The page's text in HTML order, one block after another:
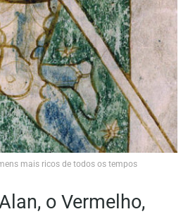
mais ricos de todos os tempos
o Vermelho,